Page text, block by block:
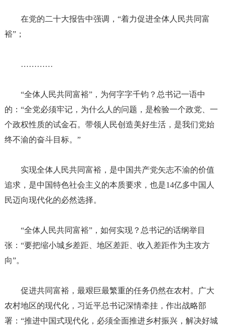
在党的二十大报告中强调， “着力促进全体人民共同富
裕”；
…………
“全体人民共同富裕”，为何字字千钧？总书记一语中
的：“全党必须牢记，为什么人的问题，是检验一个政党、一
个政权性质的试金石。带领人民创造美好生活，是我们党始
终不渝的奋斗目标。”
实现全体人民共同富裕，是中国共产党矢志不渝的价值
追求，是中国特色社会主义的本质要求，也是14亿多中国人
民迈向现代化的必然选择。
“全体人民共同富裕”，如何实现？总书记的话纲举目
张：“要把缩小城乡差距、地区差距、收入差距作为主攻方
向”。
促进共同富裕，最艰巨最繁重的任务仍然在农村。广大
农村地区的现代化，习近平总书记深情牵挂，作出战略部
署： “推进中国式现代化，必须全面推进乡村振兴，解决好城